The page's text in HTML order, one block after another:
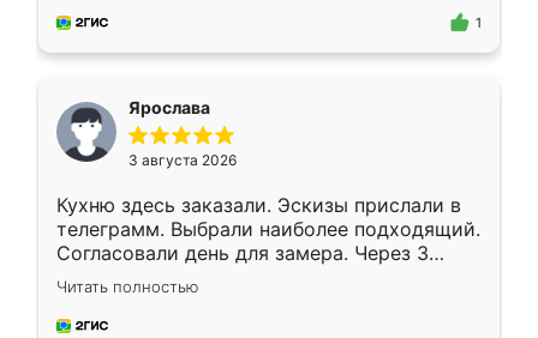
предложил по моему эскизу самый
1
Ярослава
3 августа 2026
Кухню здесь заказали. Эскизы прислали в
телеграмм. Выбрали наиболее подходящий.
Согласовали день для замера. Через 3
недели кухня была уже готова. Остались
довольны работой. Спасибо Ренессанс
мебель за качественную работу!
Читать полностью